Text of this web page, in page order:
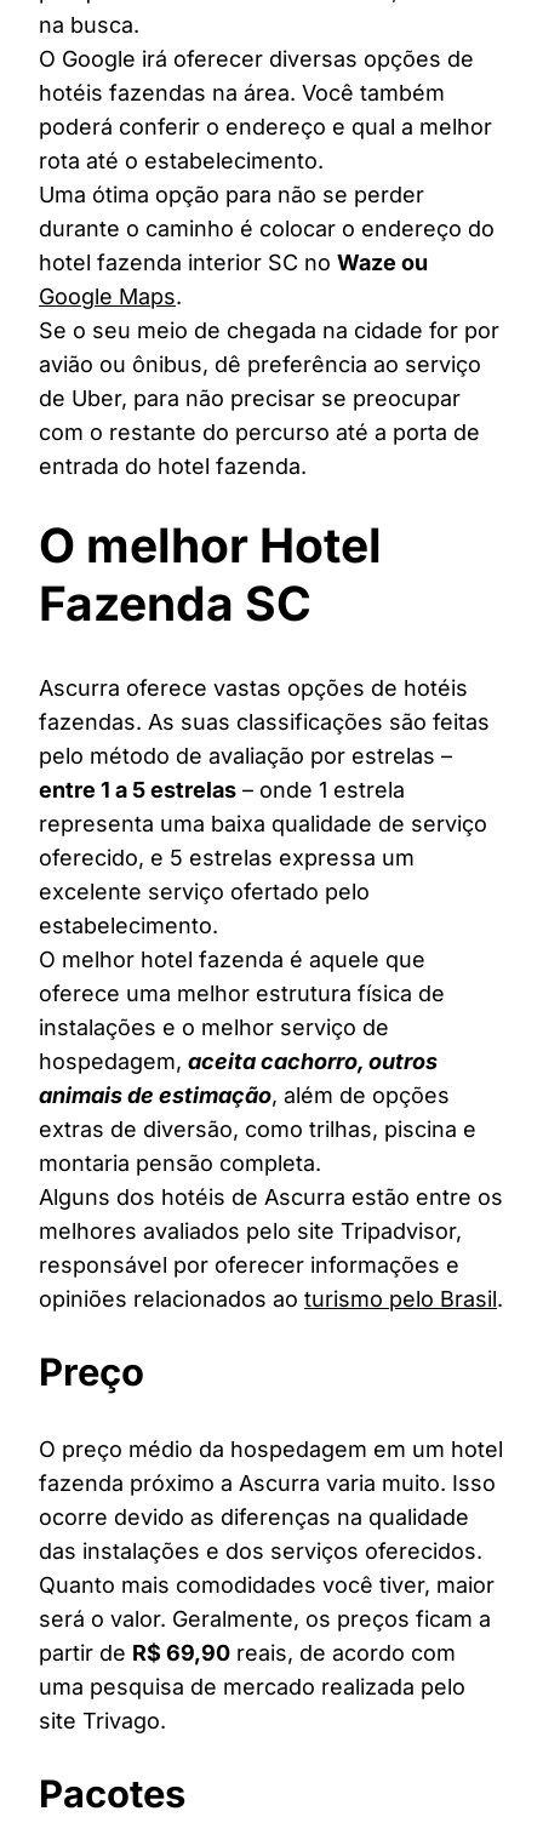
na busca.
O Google irá oferecer diversas opções de
hotéis fazendas na área. Você também
poderá conferir o endereço e qual a melhor
rota até o estabelecimento.
Uma ótima opção para não se perder
durante o caminho é colocar o endereço do
hotel fazenda interior SC no Waze ou
Google Maps.
Se o seu meio de chegada na cidade for por
avião ou ônibus, dê preferência ao serviço
de Uber, para não precisar se preocupar
com o restante do percurso até a porta de
entrada do hotel fazenda.
O melhor Hotel
Fazenda SC
Ascurra oferece vastas opções de hotéis
fazendas. As suas classificações são feitas
pelo método de avaliação por estrelas –
entre 1 a 5 estrelas – onde 1 estrela
representa uma baixa qualidade de serviço
oferecido, e 5 estrelas expressa um
excelente serviço ofertado pelo
estabelecimento.
O melhor hotel fazenda é aquele que
oferece uma melhor estrutura física de
instalações e o melhor serviço de
hospedagem, aceita cachorro, outros
animais de estimação, além de opções
extras de diversão, como trilhas, piscina e
montaria pensão completa.
Alguns dos hotéis de Ascurra estão entre os
melhores avaliados pelo site Tripadvisor,
responsável por oferecer informações e
opiniões relacionados ao turismo pelo Brasil.
Preço
O preço médio da hospedagem em um hotel
fazenda próximo a Ascurra varia muito. Isso
ocorre devido as diferenças na qualidade
das instalações e dos serviços oferecidos.
Quanto mais comodidades você tiver, maior
será o valor. Geralmente, os preços ficam a
partir de R$ 69,90 reais, de acordo com
uma pesquisa de mercado realizada pelo
site Trivago.
Pacotes